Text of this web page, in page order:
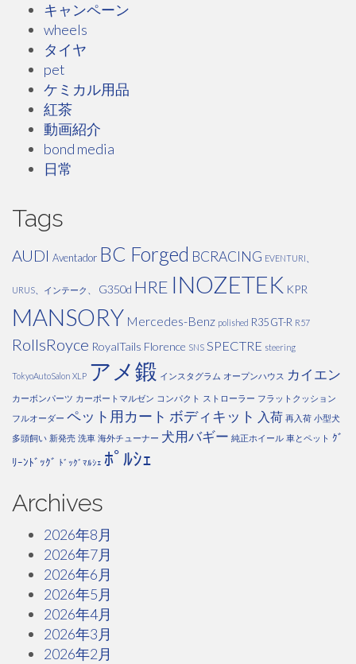
キャンペーン
wheels
タイヤ
pet
ケミカル用品
紅茶
動画紹介
bond media
日常
Tags
AUDI Aventador BC Forged BCRACING EVENTURI、
URUS、インテーク、 G350d HRE INOZETEK KPR
MANSORY Mercedes-Benz polished R35 GT-R R57
RollsRoyce RoyalTails Florence SNS SPECTRE steering
TokyoAutoSalon XLP アメ鍛 インスタグラム オープンハウス カイエン
カーボンパーツ カーポートマルゼン コンパクト ストローラー フラットクッション
フルオーダー ペット用カート ボディキット 入荷 再入荷 小型犬
多頭飼い 新発売 洗車 海外チューナー 犬用バギー 純正ホイール 車とペット ｸﾞ
ﾘｰﾝﾄﾞｯｸﾞ ﾄﾞｯｸﾞﾏﾙｼｪ ﾎﾟﾙｼｪ
Archives
2026年8月
2026年7月
2026年6月
2026年5月
2026年4月
2026年3月
2026年2月